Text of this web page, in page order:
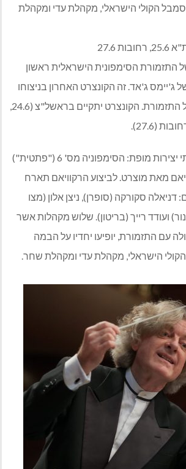
הקולי הישראלי, מקהלת עדי ומקהלת
התזמורת הסימפונית הישראלית ראשון
של ג'יימס ג'אד. זה הקונצרט האחרון בניצוחו
כמנהלה המוסיקלי של התזמורת. הקונצרט יתקיים בראשל"צ (24.6,
בתוכנית הקונצרט שתי יצירות מופת: הסימפוניה מס' 6 ("פתטית")
מאת מוצרט. לביצוע הרקוויאם תארח
סקורקה (סופרן), ניצן אלון (מצו
ועודד רייך (בריטון). שלוש מקהלות אשר
עם התזמורת, יופיעו יחדיו על הבמה
הישראלי, מקהלת עדי ומקהלת שחר.